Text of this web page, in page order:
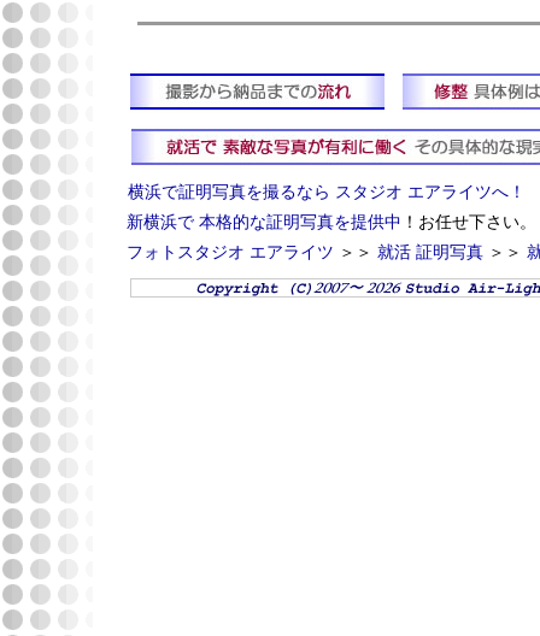
フォトスタジオ エアライツ ＞＞ 就活 証明写真 ＞＞
横浜で証明写真を撮るなら スタジオ エアライツへ！
新横浜で 本格的な証明写真を提供中 ！お任せ下さい。